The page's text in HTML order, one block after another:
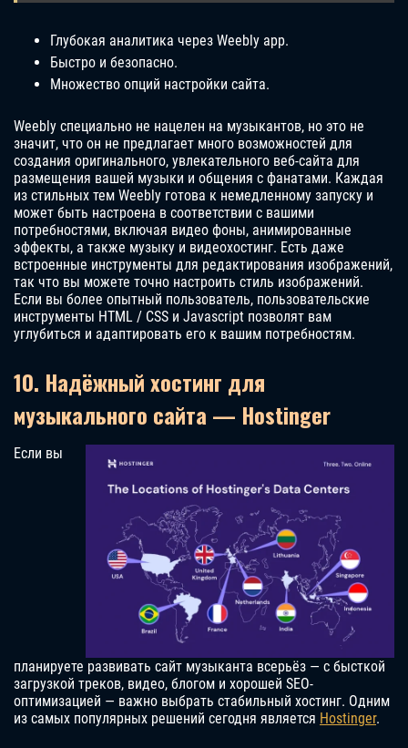
Глубокая аналитика через Weebly app.
Быстро и безопасно.
Множество опций настройки сайта.
Weebly специально не нацелен на музыкантов, но это не
значит, что он не предлагает много возможностей для
создания оригинального, увлекательного веб-сайта для
размещения вашей музыки и общения с фанатами. Каждая
из стильных тем Weebly готова к немедленному запуску и
может быть настроена в соответствии с вашими
потребностями, включая видео фоны, анимированные
эффекты, а также музыку и видеохостинг. Есть даже
встроенные инструменты для редактирования изображений,
так что вы можете точно настроить стиль изображений.
Если вы более опытный пользователь, пользовательские
инструменты HTML / CSS и Javascript позволят вам
углубиться и адаптировать его к вашим потребностям.
10. Надёжный хостинг для
музыкального сайта — Hostinger
Если вы
планируете развивать сайт музыканта всерьёз — с бысткой
загрузкой треков, видео, блогом и хорошей SEO-
оптимизацией — важно выбрать стабильный хостинг. Одним
из самых популярных решений сегодня является Hostinger.